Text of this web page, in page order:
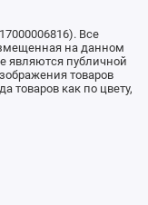
Все
на данном
являются публичной
товаров
товаров как по цвету,